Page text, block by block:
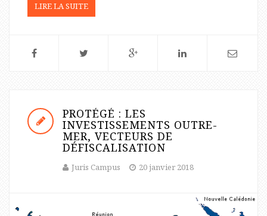
LIRE LA SUITE
PROTÉGÉ : LES
INVESTISSEMENTS OUTRE-
MER, VECTEURS DE
DÉFISCALISATION
Juris Campus 20 janvier 2018